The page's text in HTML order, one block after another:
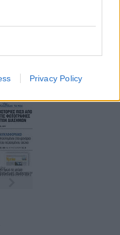
Privacy Policy